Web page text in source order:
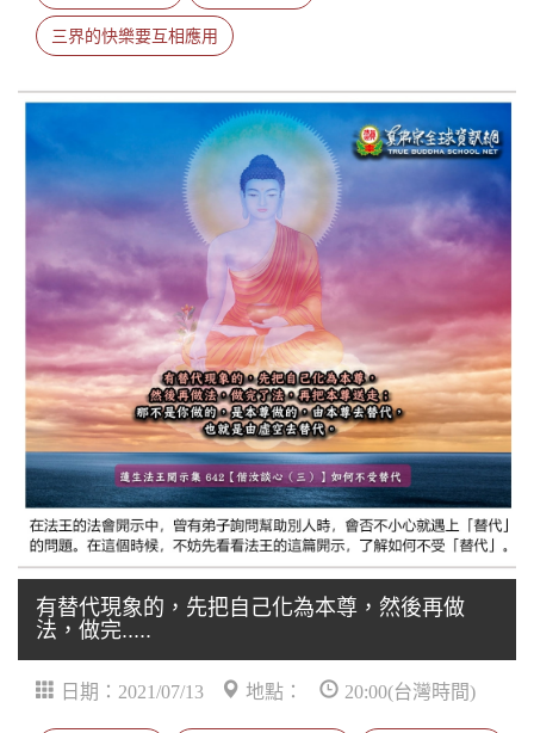
三界的快樂要互相應用
有替代現象的，先把自己化為本尊，然後再做
法，做完.....
日期：2021/07/13 地點： 20:00(台灣時間)